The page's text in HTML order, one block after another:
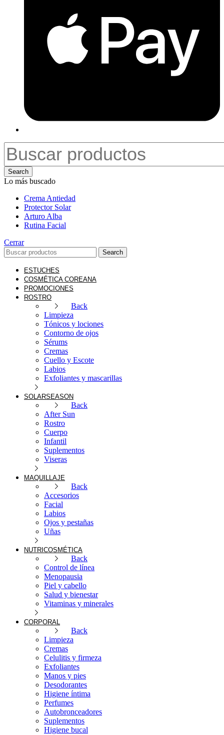
Search
Lo más buscado
Crema Antiedad
Protector Solar
Arturo Alba
Rutina Facial
Cerrar
Search
ESTUCHES
COSMÉTICA COREANA
PROMOCIONES
ROSTRO
Back
Limpieza
Tónicos y lociones
Contorno de ojos
Sérums
Cremas
Cuello y Escote
Labios
Exfoliantes y mascarillas
SOLARSEASON
Back
After Sun
Rostro
Cuerpo
Infantil
Suplementos
Viseras
MAQUILLAJE
Back
Accesorios
Facial
Labios
Ojos y pestañas
Uñas
NUTRICOSMÉTICA
Back
Control de línea
Menopausia
Piel y cabello
Salud y bienestar
Vitaminas y minerales
CORPORAL
Back
Limpieza
Cremas
Celulitis y firmeza
Exfoliantes
Manos y pies
Desodorantes
Higiene íntima
Perfumes
Autobronceadores
Suplementos
Higiene bucal